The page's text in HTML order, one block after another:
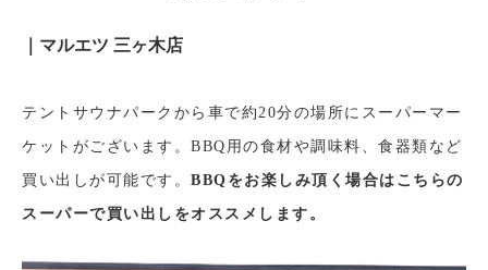
｜マルエツ 三ヶ木店
テントサウナパークから車で約20分の場所にスーパーマー
ケットがございます。BBQ用の食材や調味料、食器類など
買い出しが可能です。 BBQをお楽しみ頂く場合はこちらの
スーパーで買い出しをオススメします。